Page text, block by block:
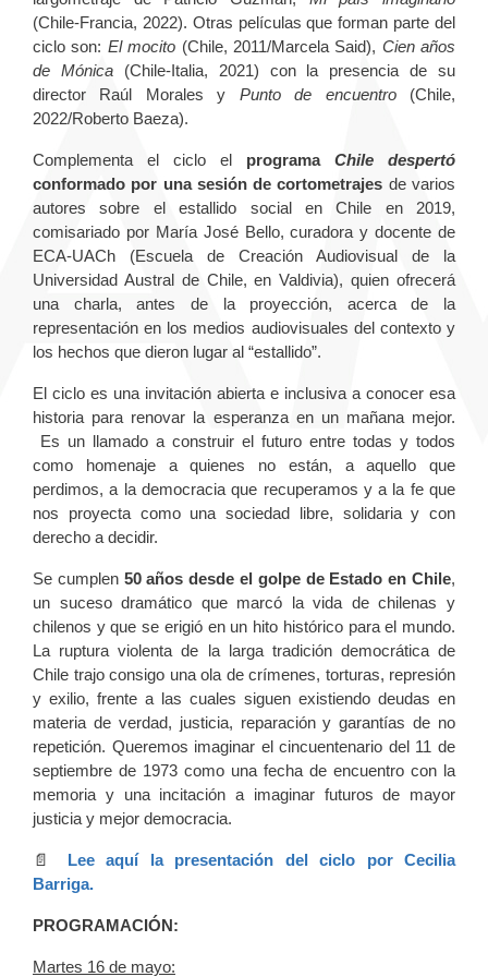
(Chile-Francia, 2022). Otras películas que forman parte del
ciclo son: El mocito (Chile, 2011/Marcela Said), Cien años
de Mónica(Chile-Italia, 2021) con la presencia de su
director Raúl Morales y Punto de encuentro(Chile,
2022/Roberto Baeza).
Complementa el ciclo el programa Chile despertó
conformado por una sesión de cortometrajes de varios
autores sobre el estallido social en Chile en 2019,
comisariado por María José Bello, curadora y docente de
ECA-UACh (Escuela de Creación Audiovisual de la
Universidad Austral de Chile, en Valdivia), quien ofrecerá
una charla, antes de la proyección, acerca de la
representación en los medios audiovisuales del contexto y
los hechos que dieron lugar al “estallido”.
El ciclo es una invitación abierta e inclusiva a conocer esa
historia para renovar la esperanza en un mañana mejor.
Es un llamado a construir el futuro entre todas y todos
como homenaje a quienes no están, a aquello que
perdimos, a la democracia que recuperamos y a la fe que
nos proyecta como una sociedad libre, solidaria y con
derecho a decidir.
Se cumplen 50 años desde el golpe de Estado en Chile,
un suceso dramático que marcó la vida de chilenas y
chilenos y que se erigió en un hito histórico para el mundo.
La ruptura violenta de la larga tradición democrática de
Chile trajo consigo una ola de crímenes, torturas, represión
y exilio, frente a las cuales siguen existiendo deudas en
materia de verdad, justicia, reparación y garantías de no
repetición. Queremos imaginar el cincuentenario del 11 de
septiembre de 1973 como una fecha de encuentro con la
memoria y una incitación a imaginar futuros de mayor
justicia y mejor democracia.
📄 Lee aquí la presentación del ciclo por Cecilia
Barriga.
PROGRAMACIÓN:
Martes 16 de mayo: